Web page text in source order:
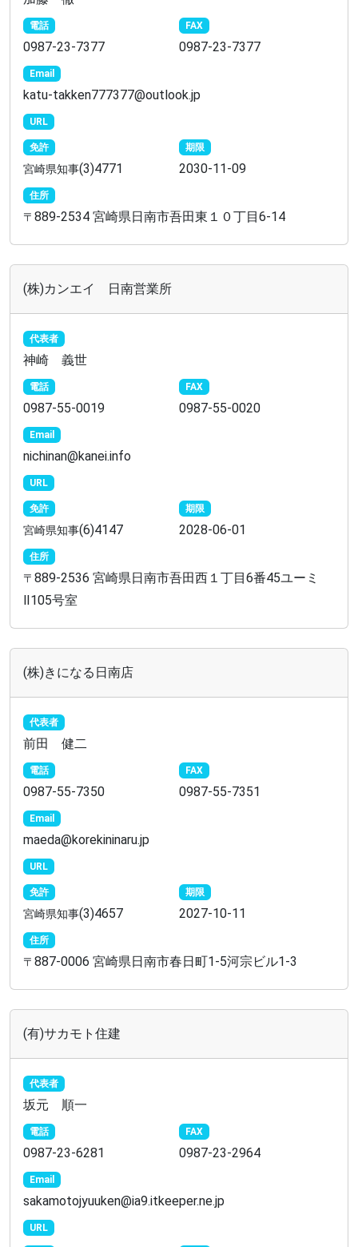
電話
0987-23-7377
FAX
0987-23-7377
Email
katu-takken777377@outlook.jp
URL
免許
宮崎県知事(3)4771
期限
2030-11-09
住所
〒 889-2534 宮崎県日南市吾田東１０丁目6-14
(株)カンエイ 日南営業所
代表者
神崎 義世
電話
0987-55-0019
FAX
0987-55-0020
Email
nichinan@kanei.info
URL
免許
宮崎県知事(6)4147
期限
2028-06-01
住所
〒 889-2536 宮崎県日南市吾田西１丁目6番45ユーミ
Ⅱ105号室
(株)きになる日南店
代表者
前田 健二
電話
0987-55-7350
FAX
0987-55-7351
Email
maeda@korekininaru.jp
URL
免許
宮崎県知事(3)4657
期限
2027-10-11
住所
〒 887-0006 宮崎県日南市春日町1-5河宗ビル1-3
(有)サカモト住建
代表者
坂元 順一
電話
0987-23-6281
FAX
0987-23-2964
Email
sakamotojyuuken@ia9.itkeeper.ne.jp
URL